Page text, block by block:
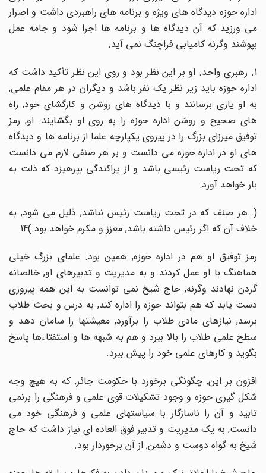
اداره حوزه دیدگاه های ویژه و برنامه های راهبردی داشت و اصرار
می ورزید که آن دیدگاه ها و برنامه ها اجرا شود و جامه عمل
بپوشند وگرنه کامیابی فراچنگ نمی آید.
1. رهبری واحد. او بر این نظر بود و روی این نظر تأکید داشت که
اداره حوزه باید زیر نظر یک نفر باشد و دیگران در هر مقام علمی,
به او یاری برسانند و با دیدگاه های روشن و کارگشای خود, راه
های صحیح و روشن اداره حوزه را به روی او بگشایند. او, رمز
توفیق میرزای بزرگ را در پیروی یکپارچه علما از برنامه ها و دیدگاه
های او در اداره حوزه می دانست و بر هر صنفی لازم می دانست
که تحت ریاست رئیسی باشد و از پراکندگی بپرهیزد که ذلت به
بار خواهد آورد:
(…هر صنف که در تحت ریاست رئیس نباشد, ذلیل می شود, به
خلاف آن که اگر رئیس داشته باشد, معزز و مکرم خواهد بود.)14
رمز توفیق او هم در اداره حوزه, همین بود. علمای بزرگ خیلی
هماهنگ با او عمل کردند و به مدیریت و تدبیرهای او, خالصانه
گردن نهادند وگرنه, حاج شیخ نمی توانست به این همه پیروزی
دست یابد که هم بتواند حوزه را اداره کند, به درس و بحث طلاب
برسد, نیازهای مادی طلاب را برآورد, معیشتها را سامان دهد و
سطح علمی طلاب را بالا ببرد و هم به شبهه ها و استفتاءها پاسخ
بگوید و کارهای علمی خود را پیش ببرد.
افزون بر این, چگونگی برخورد با حکومت جائر, که به هیچ وجه
شکل گیری حوزه و وجود تشکیلات قوی علمی و فرهنگی را برنمی
تابید و آن را ناسازگار با سیاستهای علمی و فرهنگی خود می
دانست, به یک مدیریت و تدبیر فوق العاده ای نیاز داشت که حاج
شیخ به گواه دوست و دشمن, از آن برخوردار بود.